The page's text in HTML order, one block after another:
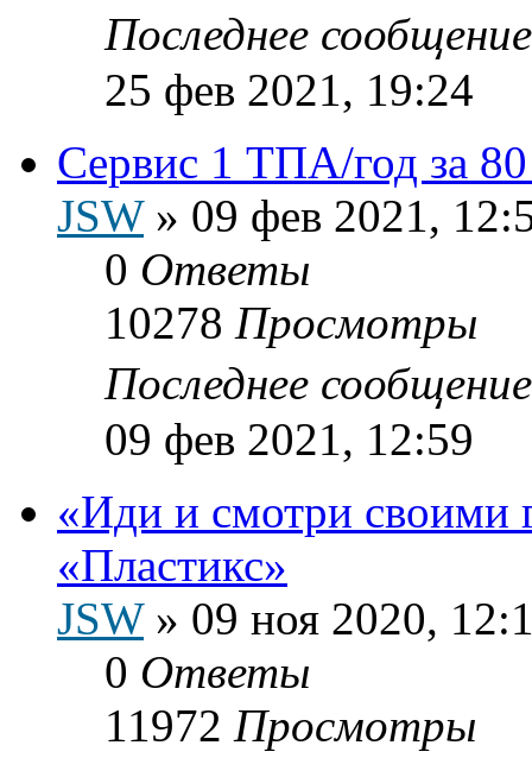
Последнее
25 фев 2021, 19:24
Сервис 1 ТПА/год за
JSW» 09 фев 2021,
0 Ответы
10278 Просмотры
Последнее
09 фев 2021, 12:59
«Иди и смотри своими
«Пластикс»
JSW» 09 ноя 2020,
0 Ответы
11972 Просмотры